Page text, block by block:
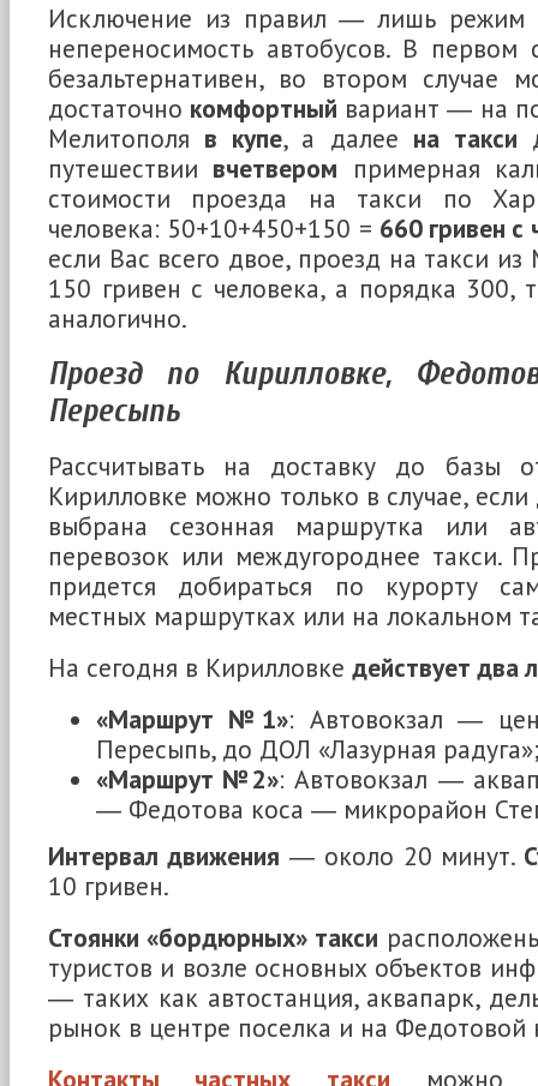
Исключение из правил ― лишь режим
непереносимость автобусов. В первом
безальтернативен, во втором случае
достаточно комфортный вариант ― на
Мелитополя в купе, а далее на такси
путешествии вчетвером примерная
стоимости проезда на такси по
человека: 50+10+450+150 = 660 гривен с
если Вас всего двое, проезд на такси
150 гривен с человека, а порядка 300,
аналогично.
Проезд по Кирилловке,
Пересыпь
Рассчитывать на доставку до базы
Кирилловке можно только в случае,
выбрана сезонная маршрутка или
перевозок или междугороднее такси.
придется добираться по курорту
местных маршрутках или на локальном
На сегодня в Кирилловке действует два
«Маршрут №1»: Автовокзал ―
Пересыпь, до ДОЛ «Лазурная
«Маршрут №2»: Автовокзал ―
― Федотова коса ― микрорайон
Интервал движения ― около 20 минут.
10 гривен.
Стоянки «бордюрных» такси
туристов и возле основных объектов
― таких как автостанция, аквапарк,
рынок в центре поселка и на Федотовой
Контакты частных такси можно